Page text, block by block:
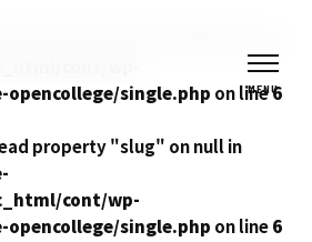
key 0 in
cont/wp-
single.php on line6
property "slug" on null in
cont/wp-
single.php on line6